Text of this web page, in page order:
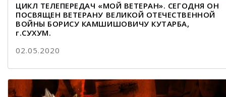
ЦИКЛ ТЕЛЕПЕРЕДАЧ «МОЙ ВЕТЕРАН». СЕГОДНЯ ОН
ПОСВЯЩЕН ВЕТЕРАНУ ВЕЛИКОЙ ОТЕЧЕСТВЕННОЙ
ВОЙНЫ БОРИСУ КАМШИШОВИЧУ КУТАРБА,
г.СУХУМ.
02.05.2020